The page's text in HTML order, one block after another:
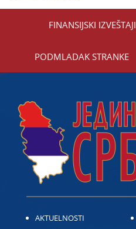
FINANSIЈSKI IZVEŠTAЈI
PODMLADAK STRANKE
AKTUELNOSTI